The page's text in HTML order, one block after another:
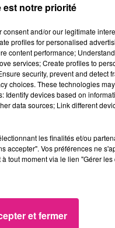
Au cSur de
commission, les
le petit �quilibre �
accueillir de
Cuba! Pour la saison
propos�es.
de finaliser
s'�quilibre
est notre priorité
and/or our legitimate
profiles for personalised
content performance;
services; Create profiles to
security, prevent and detect
choices. These technologies
Identify devices based on
data sources; Link different
les finalités et/ou
accepter". Vos préférences ne
tout moment via le lien "Gérer
et fermer